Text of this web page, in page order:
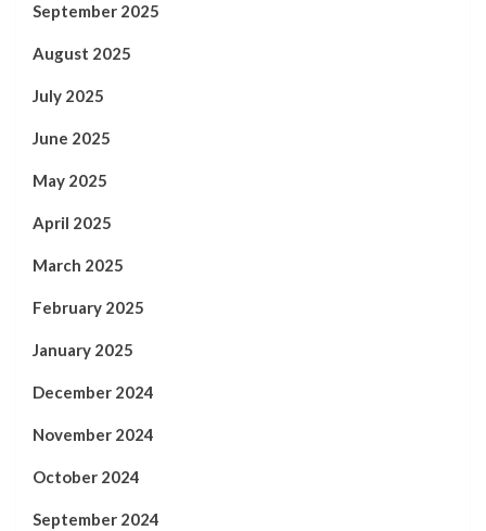
September 2025
August 2025
July 2025
June 2025
May 2025
April 2025
March 2025
February 2025
January 2025
December 2024
November 2024
October 2024
September 2024